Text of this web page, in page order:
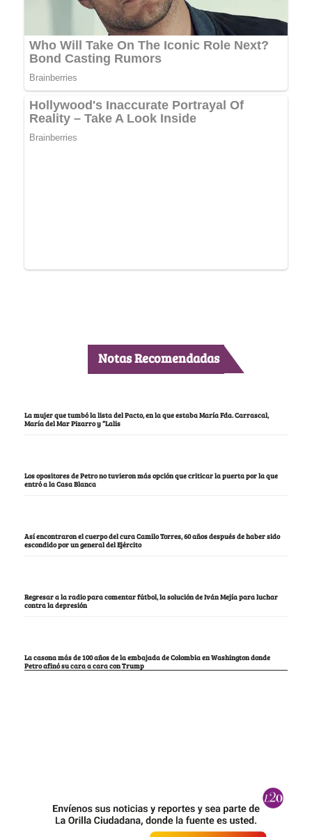
Notas Recomendadas
La mujer que tumbó la lista del Pacto, en la que estaba María Fda. Carrascal,
María del Mar Pizarro y “Lalis
Los opositores de Petro no tuvieron más opción que criticar la puerta por la que
entró a la Casa Blanca
Así encontraron el cuerpo del cura Camilo Torres, 60 años después de haber sido
escondido por un general del Ejército
Regresar a la radio para comentar fútbol, la solución de Iván Mejía para luchar
contra la depresión
La casona más de 100 años de la embajada de Colombia en Washington donde
Petro afinó su cara a cara con Trump